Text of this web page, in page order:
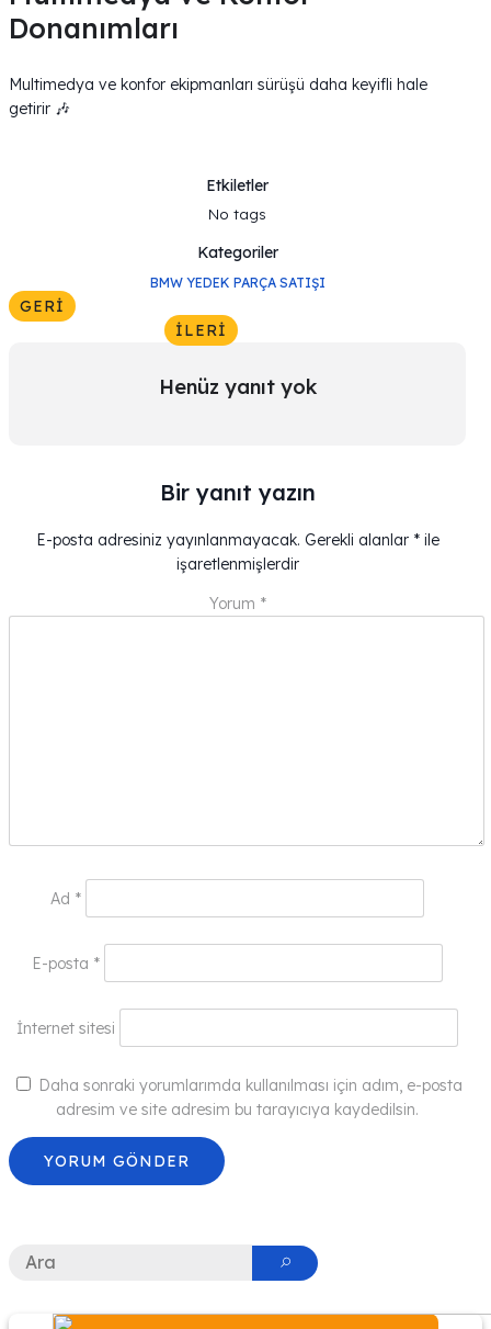
Donanımları
Multimedya ve konfor ekipmanları sürüşü daha keyifli hale
getirir 🎶
Etkiletler
No tags
Kategoriler
BMW YEDEK PARÇA SATIŞI
GERI
İLERI
Henüz yanıt yok
Bir yanıt yazın
E-posta adresiniz yayınlanmayacak. Gerekli alanlar *ile
işaretlenmişlerdir
Yorum *
Ad *
E-posta *
İnternet sitesi
Daha sonraki yorumlarımda kullanılması için adım, e-posta
adresim ve site adresim bu tarayıcıya kaydedilsin.